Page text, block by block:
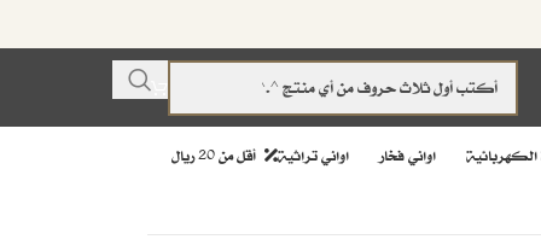
الكهربائية اواني فخار اواني تراثية أقل من 20 ريال